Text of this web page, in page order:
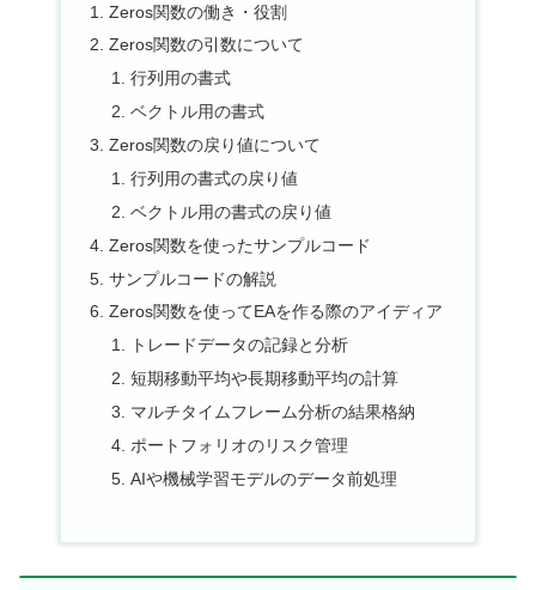
Zeros関数の働き・役割
Zeros関数の引数について
行列用の書式
ベクトル用の書式
Zeros関数の戻り値について
行列用の書式の戻り値
ベクトル用の書式の戻り値
Zeros関数を使ったサンプルコード
サンプルコードの解説
Zeros関数を使ってEAを作る際のアイディア
トレードデータの記録と分析
短期移動平均や長期移動平均の計算
マルチタイムフレーム分析の結果格納
ポートフォリオのリスク管理
AIや機械学習モデルのデータ前処理